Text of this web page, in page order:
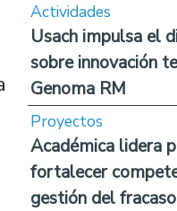
Actividades
Usach impulsa el
sobre innovación
Genoma RM
Proyectos
Académica lidera
fortalecer
gestión del